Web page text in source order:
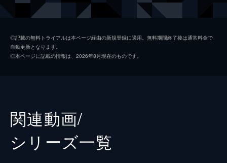
ジョン・グッドマン
◎記載の無料トライアルは本ページ経由の新規登録に適用。無料期間終了後は通常料金で
自動更新となります。
◎本ページに記載の情報は、2026年8月現在のものです。
関連動画/
シリーズ⼀覧